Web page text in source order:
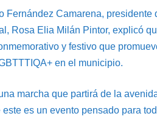
Fernández Camarena, presidente
Rosa Elia Milán Pintor, explicó
y festivo que
en el municipio.
marcha que partirá de la
es un evento pensado para